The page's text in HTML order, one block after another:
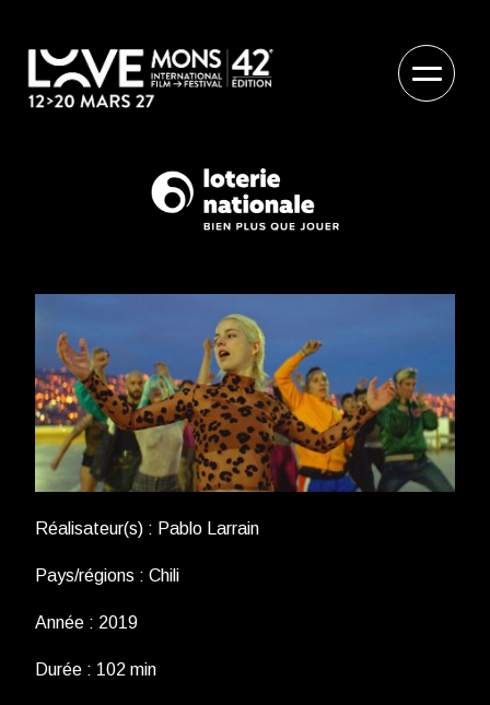
Réalisateur(s) : Pablo Larrain
Pays/régions : Chili
Année : 2019
Durée : 102 min